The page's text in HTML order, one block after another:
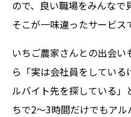
ので、良い職場をみんなで
そこが一味違ったサービス
いちご農家さんとの出会
ら「実は会社員をしてい
ルバイト先を探している」
ちで2〜3時間だけでもア